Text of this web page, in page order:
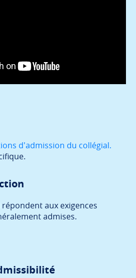
d'admission du collégial.
aux exigences
admises.